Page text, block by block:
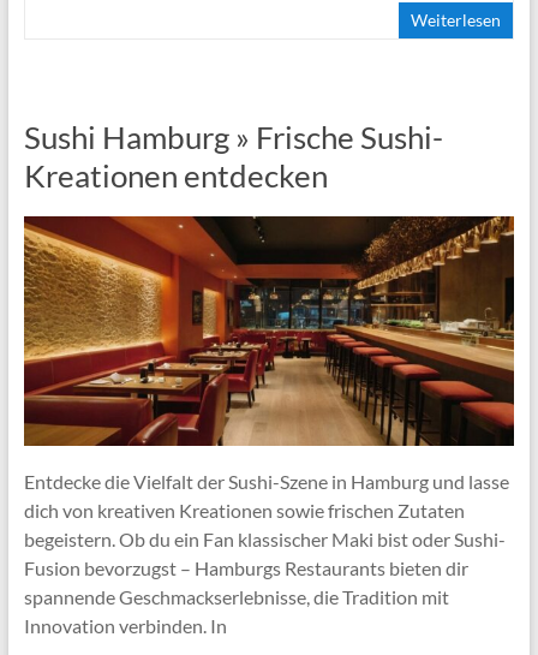
Weiterlesen
Sushi Hamburg » Frische Sushi-
Kreationen entdecken
Entdecke die Vielfalt der Sushi-Szene in Hamburg und lasse
dich von kreativen Kreationen sowie frischen Zutaten
begeistern. Ob du ein Fan klassischer Maki bist oder Sushi-
Fusion bevorzugst – Hamburgs Restaurants bieten dir
spannende Geschmackserlebnisse, die Tradition mit
Innovation verbinden. In